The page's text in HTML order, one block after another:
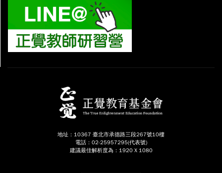
地址：10367 臺北市承德路三段267號10樓
電話：02-25957295(代表號)
建議最佳解析度為：1920 X 1080